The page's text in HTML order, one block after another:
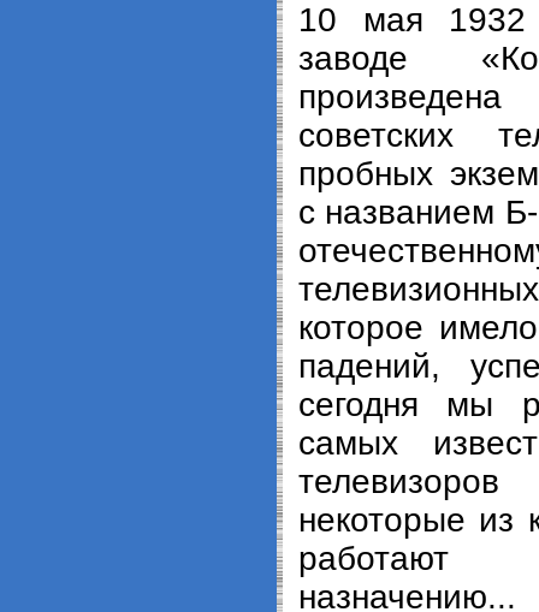
10 мая 1932
заводе
советских
пробных
с названием
которое
падений,
сегодня мы
самых
телевизоров
некоторые из
назначению...